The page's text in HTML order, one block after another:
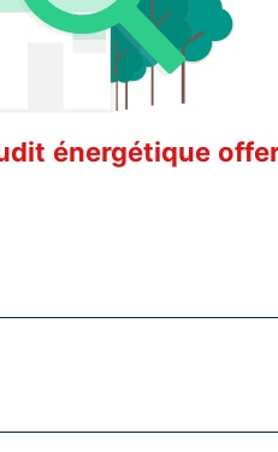
énergétique